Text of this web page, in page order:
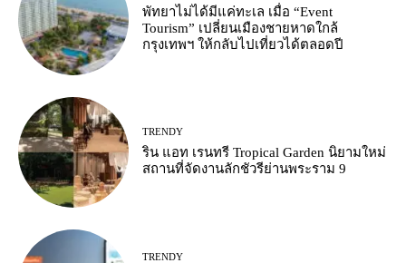
พัทยาไม่ได้มีแค่ทะเล เมื่อ “Event
Tourism” เปลี่ยนเมืองชายหาดใกล้
กรุงเทพฯ ให้กลับไปเที่ยวได้ตลอดปี
TRENDY
ริน แอท เรนทรี Tropical Garden นิยามใหม่
สถานที่จัดงานลักชัวรีย่านพระราม 9
TRENDY